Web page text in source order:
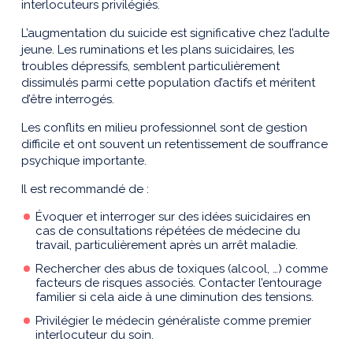
interlocuteurs privilégiés.
L’augmentation du suicide est significative chez l’adulte
jeune. Les ruminations et les plans suicidaires, les
troubles dépressifs, semblent particulièrement
dissimulés parmi cette population d’actifs et méritent
d’être interrogés.
Les conflits en milieu professionnel sont de gestion
difficile et ont souvent un retentissement de souffrance
psychique importante.
Il est recommandé de :
Évoquer et interroger sur des idées suicidaires en
cas de consultations répétées de médecine du
travail, particulièrement après un arrêt maladie.
Rechercher des abus de toxiques (alcool, …) comme
facteurs de risques associés. Contacter l’entourage
familier si cela aide à une diminution des tensions.
Privilégier le médecin généraliste comme premier
interlocuteur du soin.